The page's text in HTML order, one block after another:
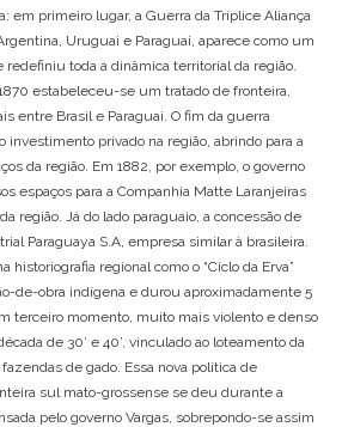
em primeiro lugar, a Guerra da Tríplice Aliança
Uruguai e Paraguai, aparece como um
toda a dinâmica territorial da região.
estabeleceu-se um tratado de fronteira,
entre Brasil e Paraguai. O fim da guerra
investimento privado na região, abrindo para a
da região. Em 1882, por exemplo, o governo
espaços para a Companhia Matte Laranjeiras
região. Já do lado paraguaio, a concessão de
Paraguaya S.A, empresa similar à brasileira.
historiografia regional como o “Ciclo da Erva”
de-obra indígena e durou aproximadamente 5
terceiro momento, muito mais violento e denso
de 30’ e 40’, vinculado ao loteamento da
de gado. Essa nova política de
sul mato-grossense se deu durante a
pelo governo Vargas, sobrepondo-se assim